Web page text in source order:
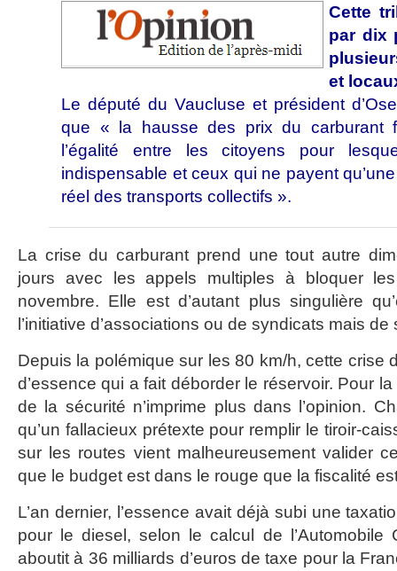
Cette
par dix
et
Le député du Vaucluse et président
que « la hausse des prix du carburant
l’égalité entre les citoyens pour
indispensable et ceux qui ne payent
réel des transports collectifs ».
La crise du carburant prend une tout autre
jours avec les appels multiples à bloquer
novembre. Elle est d’autant plus singulière
l’initiative d’associations ou de syndicats mais
Depuis la polémique sur les 80 km/h, cette crise
d’essence qui a fait déborder le réservoir. Pour
de la sécurité n’imprime plus dans l’opinion.
qu’un fallacieux prétexte pour remplir le tiroir-
sur les routes vient malheureusement valider
que le budget est dans le rouge que la fiscalité
L’an dernier, l’essence avait déjà subi une
pour le diesel, selon le calcul de l’Automobile
aboutit à 36 milliards d’euros de taxe pour la